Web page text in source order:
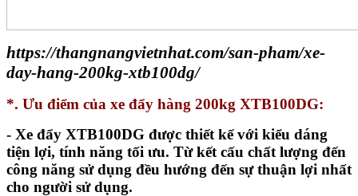
https://thangnangvietnhat.com/san-pham/xe-
day-hang-200kg-xtb100dg/
*. Ưu điểm của xe đẩy hàng 200kg XTB100DG:
- Xe đẩy XTB100DG được thiết kế với kiểu dáng
tiện lợi, tính năng tối ưu. Từ kết cấu chất lượng đến
công năng sử dụng đều hướng đến sự thuận lợi nhất
cho người sử dụng.